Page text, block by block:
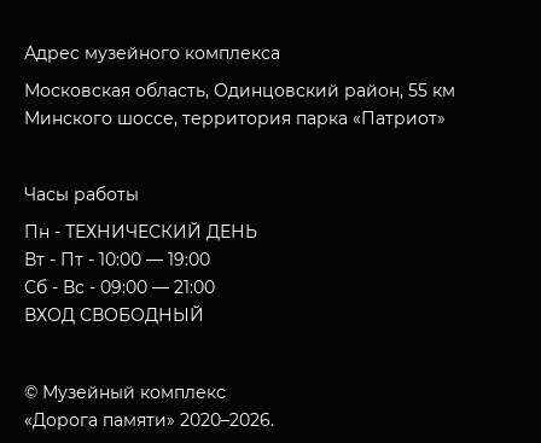
Адрес музейного комплекса
Московская область, Одинцовский район, 55 км
Минского шоссе, территория парка «Патриот»
Часы работы
Пн - ТЕХНИЧЕСКИЙ ДЕНЬ
Вт - Пт - 10:00 — 19:00
Сб - Вс - 09:00 — 21:00
ВХОД СВОБОДНЫЙ
© Музейный комплекс
«Дорога памяти» 2020–2026.